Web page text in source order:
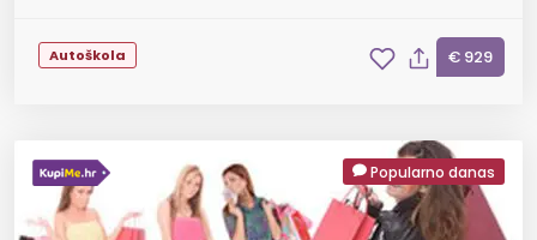
Autoškola € 929
Popularno danas